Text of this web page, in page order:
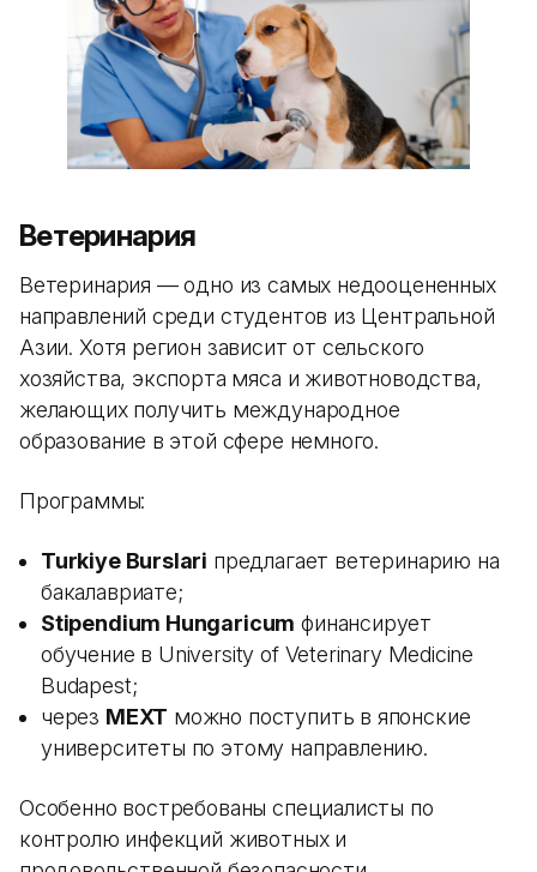
Ветеринария
Ветеринария — одно из самых недооцененных
направлений среди студентов из Центральной
Азии. Хотя регион зависит от сельского
хозяйства, экспорта мяса и животноводства,
желающих получить международное
образование в этой сфере немного.
Программы:
Turkiye Burslari предлагает ветеринарию на
бакалавриате;
Stipendium Hungaricum финансирует
обучение в University of Veterinary Medicine
Budapest;
через MEXT можно поступить в японские
университеты по этому направлению.
Особенно востребованы специалисты по
контролю инфекций животных и